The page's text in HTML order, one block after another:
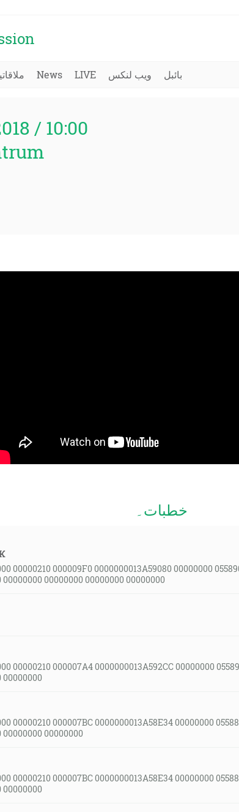
News LIVE ویب لنکس بائبل
/ 10:00
خطبات۔
00000210 000009F0 0000000013A59080 00000000
00000000 00000000 00000000
00000210 000007A4 0000000013A592CC 00000000
00000000
00000210 000007BC 0000000013A58E34 00000000
00000000
00000210 000007BC 0000000013A58E34 00000000
00000000